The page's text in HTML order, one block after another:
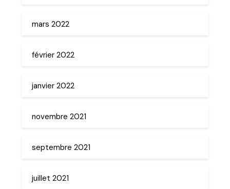
mars 2022
février 2022
janvier 2022
novembre 2021
septembre 2021
juillet 2021